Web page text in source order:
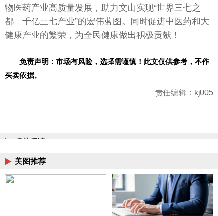
物医药产业高质量发展，助力文山实现“世界三七之
都，千亿三七产业”的宏伟蓝图。同时促进中医药和大
健康产业的繁荣，为全民健康做出积极贡献！
免责声明：市场有风险，选择需谨慎！此文仅供参考，不作
买卖依据。
责任编辑：kj005
相关阅读
美图推荐